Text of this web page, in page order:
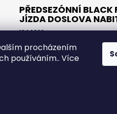
procházením
používáním.. Více
p
r
v
PŘEDSEZÓNNÍ
JÍZDA DOSLOVA
10.1.2023
ARCHIV